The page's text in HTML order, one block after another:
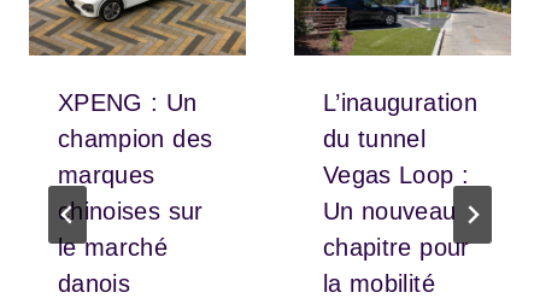
XPENG : Un
champion des
marques
chinoises sur
le marché
danois
L’inauguration
du tunnel
Vegas Loop :
Un nouveau
chapitre pour
la mobilité